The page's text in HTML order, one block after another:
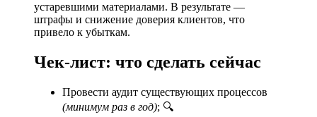
устаревшими материалами. В результате —
штрафы и снижение доверия клиентов, что
привело к убыткам.
Чек-лист: что сделать сейчас
Провести аудит существующих процессов
(минимум раз в год); 🔍